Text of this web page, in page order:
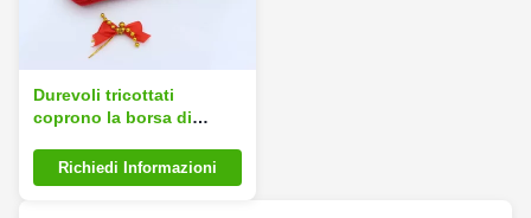
Durevoli tricottati
coprono la borsa di
Richiedi Informazioni